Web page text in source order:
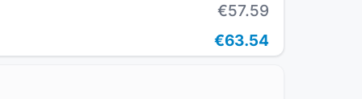
€57.59
€63.54